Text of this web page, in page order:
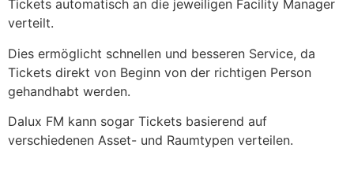
Tickets automatisch an die jeweiligen Facility Manager
verteilt.
Dies ermöglicht schnellen und besseren Service, da
Tickets direkt von Beginn von der richtigen Person
gehandhabt werden.
Dalux FM kann sogar Tickets basierend auf
verschiedenen Asset- und Raumtypen verteilen.